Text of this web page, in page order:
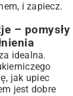
i zapiecz.
– pomysły
idealna.
jak upiec
jest dobre